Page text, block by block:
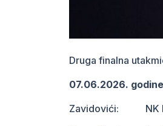
Druga finalna
07.06.2026.
Zavidovići: NK